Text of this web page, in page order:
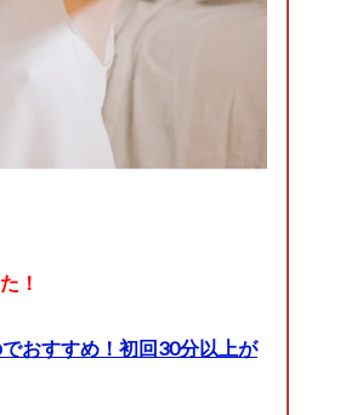
！
おすすめ！初回30分以上が